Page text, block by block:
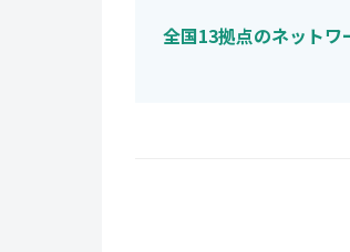
全国13拠点のネット